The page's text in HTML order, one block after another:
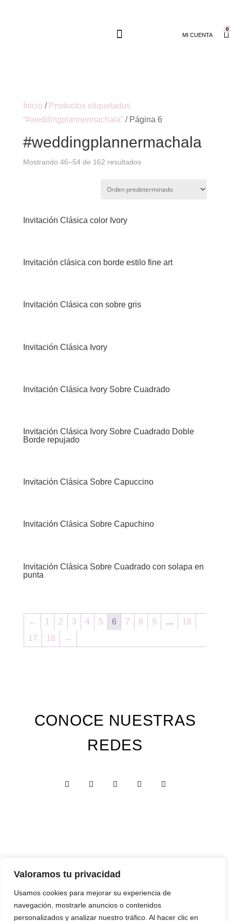
Valoramos tu privacidad
Usamos cookies para mejorar su experiencia de
navegación, mostrarle anuncios o contenidos
personalizados y analizar nuestro tráfico. Al hacer clic en
MI CUENTA
0
Inicio / Productos etiquetados
“#weddingplannermachala”/ Página 6
#weddingplannermachala
Mostrando 46–54 de 162 resultados
Invitación Clásica color Ivory
Invitación clásica con borde estilo fine art
Invitación Clásica con sobre gris
Invitación Clásica Ivory
Invitación Clásica Ivory Sobre Cuadrado
Invitación Clásica Ivory Sobre Cuadrado Doble
Borde repujado
Invitación Clásica Sobre Capuccino
Invitación Clásica Sobre Capuchino
Invitación Clásica Sobre Cuadrado con solapa en
punta
← 1 2 3 4 5 6 7 8 9 …
16
17
18 →
CONOCE NUESTRAS
REDES
Custom Edition
Express Edition
Digital Edition